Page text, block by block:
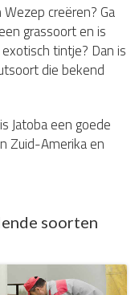
creëren? Ga
grassoort en is
tintje? Dan is
die bekend
Jatoba een goede
Zuid-Amerika en
soorten